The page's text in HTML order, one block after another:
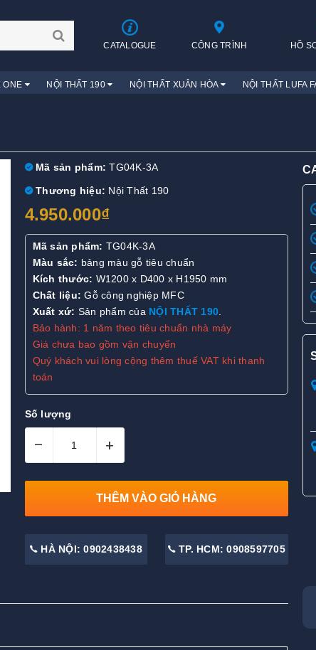
CATALOGUE CÔNG TRÌNH HỒ
ONE NỘI THẤT 190 NỘI THẤT XUÂN HÒA NỘI THẤT LUFA
Mã sản phẩm: TG04K-3A
Thương hiệu: Nội Thất 190
4.950.000₫
Mã sản phẩm: TG04K-3A
Màu sắc: bảng màu gỗ tiêu chuẩn
Kích thước: W1200 x D400 x H1950 mm
Chất liệu: Gỗ công nghiệp MFC
Xuất xứ: Sản phẩm của NỘI THẤT 190.
Bảo hành: 1 năm theo tiêu chuẩn nhà máy
Giá chưa bao gồm vận chuyển
Quý khách vui lòng cộng thêm thuế VAT khi thanh
toán
Số lượng
– +
THÊM VÀO GIỎ HÀNG
HÀ NỘI: 0902438438 TP. HCM: 0908597705